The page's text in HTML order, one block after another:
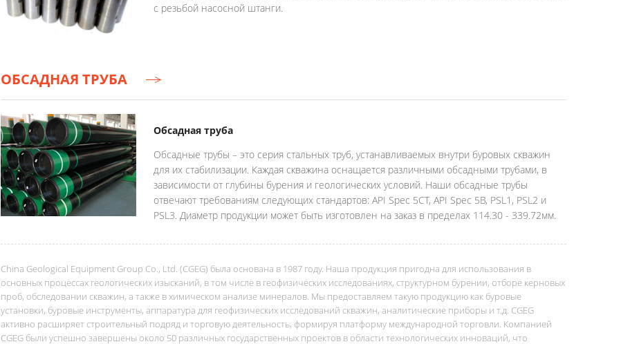
с резьбой насосной штанги.
ОБСАДНАЯ ТРУБА
Обсадная труба
Обсадные трубы – это серия стальных труб, устанавливаемых внутри буровых скважин
для их стабилизации. Каждая скважина оснащается различными обсадными трубами, в
зависимости от глубины бурения и геологических условий. Наши обсадные трубы
отвечают требованиям следующих стандартов: API Spec 5CT, API Spec 5B, PSL1, PSL2 и
PSL3. Диаметр продукции может быть изготовлен на заказ в пределах 114.30 - 339.72мм.
China Geological Equipment Group Co., Ltd. (CGEG) была основана в 1987 году. Наша продукция пригодна для использования в
основных процессах геологических изысканий, в том числе в геофизических исследованиях, структурном бурении, отборе керновых
проб, обследовании скважин, а также в химическом анализе минералов. Мы предоставляем такую продукцию как буровые
установки, буровые инструменты, аппаратура для геофизических исследований скважин, аналитические приборы и т.д. CGEG
активно расширяет строительный подряд и торговую деятельность, формируя платформу международной торговли. Компанией
CGEG были успешно завершены около 50 различных государственных проектов в области технологических инноваций, что